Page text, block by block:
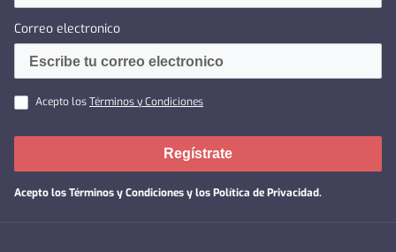
Correo electronico
Acepto losTérminos y Condiciones
Acepto losTérminos y Condiciones y los Política de Privacidad.
Regístrate